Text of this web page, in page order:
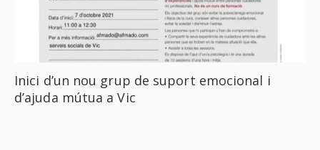
Inici d’un nou grup de suport emocional i
d’ajuda mútua a Vic